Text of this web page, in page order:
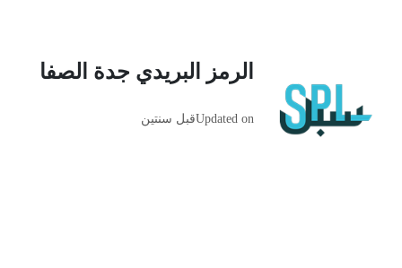
الرمز البريدي جدة الصفا
Updated onقبل سنتين